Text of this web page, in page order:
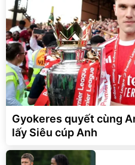
Gyokeres quyết cùng
lấy Siêu cúp Anh